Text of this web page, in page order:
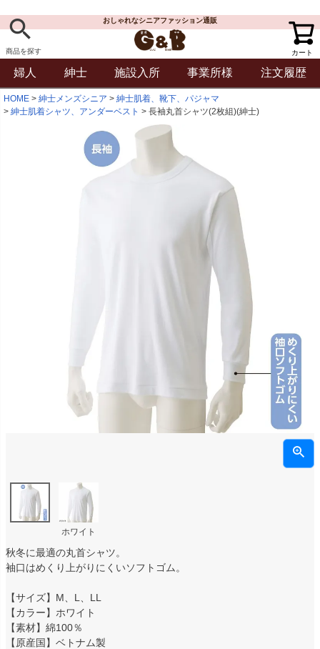
商品を探す
おしゃれなシニアファッション通販
カート
婦人 紳士 施設入所 事業所様 注文履歴
HOME 紳士メンズシニア
紳士肌着、靴下、パジャマ
紳士肌着シャツ、アンダーベスト
長袖丸首シャツ(2枚組)(紳士)
ホワイト
秋冬に最適の丸首シャツ。
袖口はめくり上がりにくいソフトゴム。
【サイズ】M、L、LL
【カラー】ホワイト
【素材】綿100％
【原産国】ベトナム製